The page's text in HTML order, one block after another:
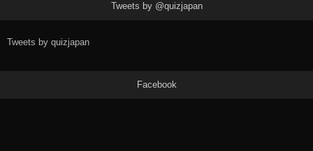
Tweets by @quizjapan
Tweets by quizjapan
Facebook